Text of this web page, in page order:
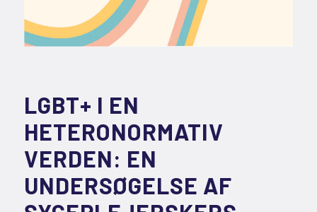
LGBT+ I EN
HETERONORMATIV
VERDEN: EN
UNDERSØGELSE AF